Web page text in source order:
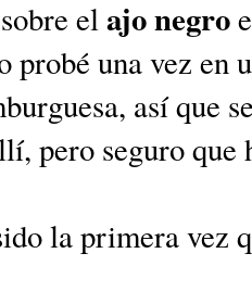
elajo negro
una vez en
así que
pero seguro que
la primera vez